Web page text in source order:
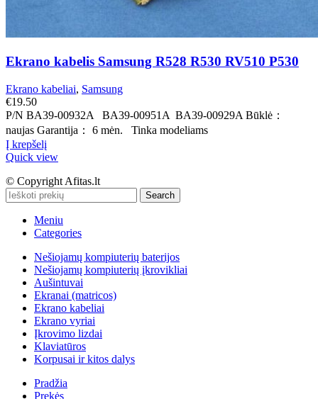
Ekrano kabelis Samsung R528 R530 RV510 P530
Ekrano kabeliai, Samsung
€19.50
P/N BA39-00932A BA39-00951A BA39-00929A Būklė：
naujas Garantija： 6 mėn. Tinka modeliams
Į krepšelį
Quick view
© Copyright Afitas.lt
Search
Meniu
Categories
Nešiojamų kompiuterių baterijos
Nešiojamų kompiuterių įkrovikliai
Aušintuvai
Ekranai (matricos)
Ekrano kabeliai
Ekrano vyriai
Įkrovimo lizdai
Klaviatūros
Korpusai ir kitos dalys
Pradžia
Prekės